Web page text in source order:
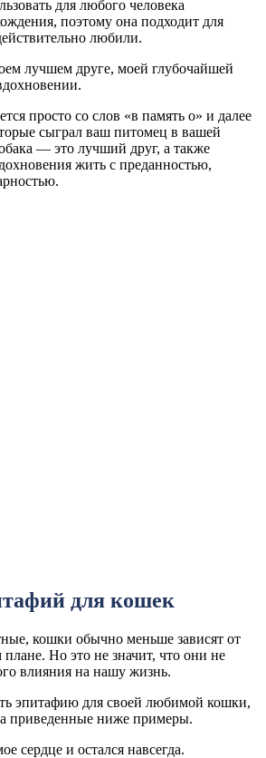
для любого человека
поэтому она подходит для
любили.
лучшем друге, моей глубочайшей
просто со слов «в память о» и далее
сыграл ваш питомец в вашей
— это лучший друг, а также
жить с преданностью,
для кошек
кошки обычно меньше зависят от
Но это не значит, что они не
влияния на нашу жизнь.
эпитафию для своей любимой кошки,
приведенные ниже примеры.
сердце и остался навсегда.